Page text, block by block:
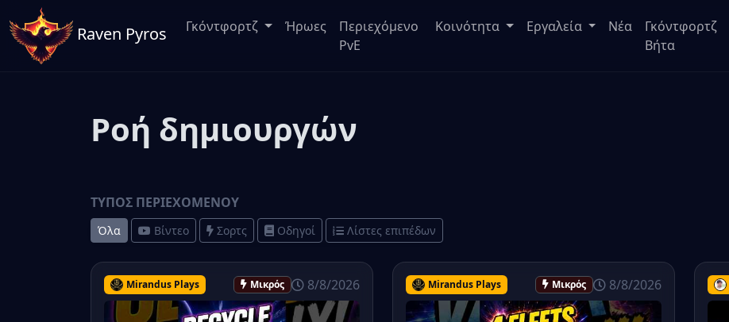
Raven Pyros Γκόντφορτζ Ήρωες
Περιεχόμενο
PvE
Κοινότητα Εργαλεία Νέα
Γκόντφορτζ
Βήτα
Ροή δημιουργών
ΤΎΠΟΣ ΠΕΡΙΕΧΟΜΈΝΟΥ
Όλα Βίντεο Σορτς Οδηγοί Λίστες επιπέδων
Mirandus Plays Μικρός 8/8/2026 Mirandus Plays Μικρός 8/8/2026